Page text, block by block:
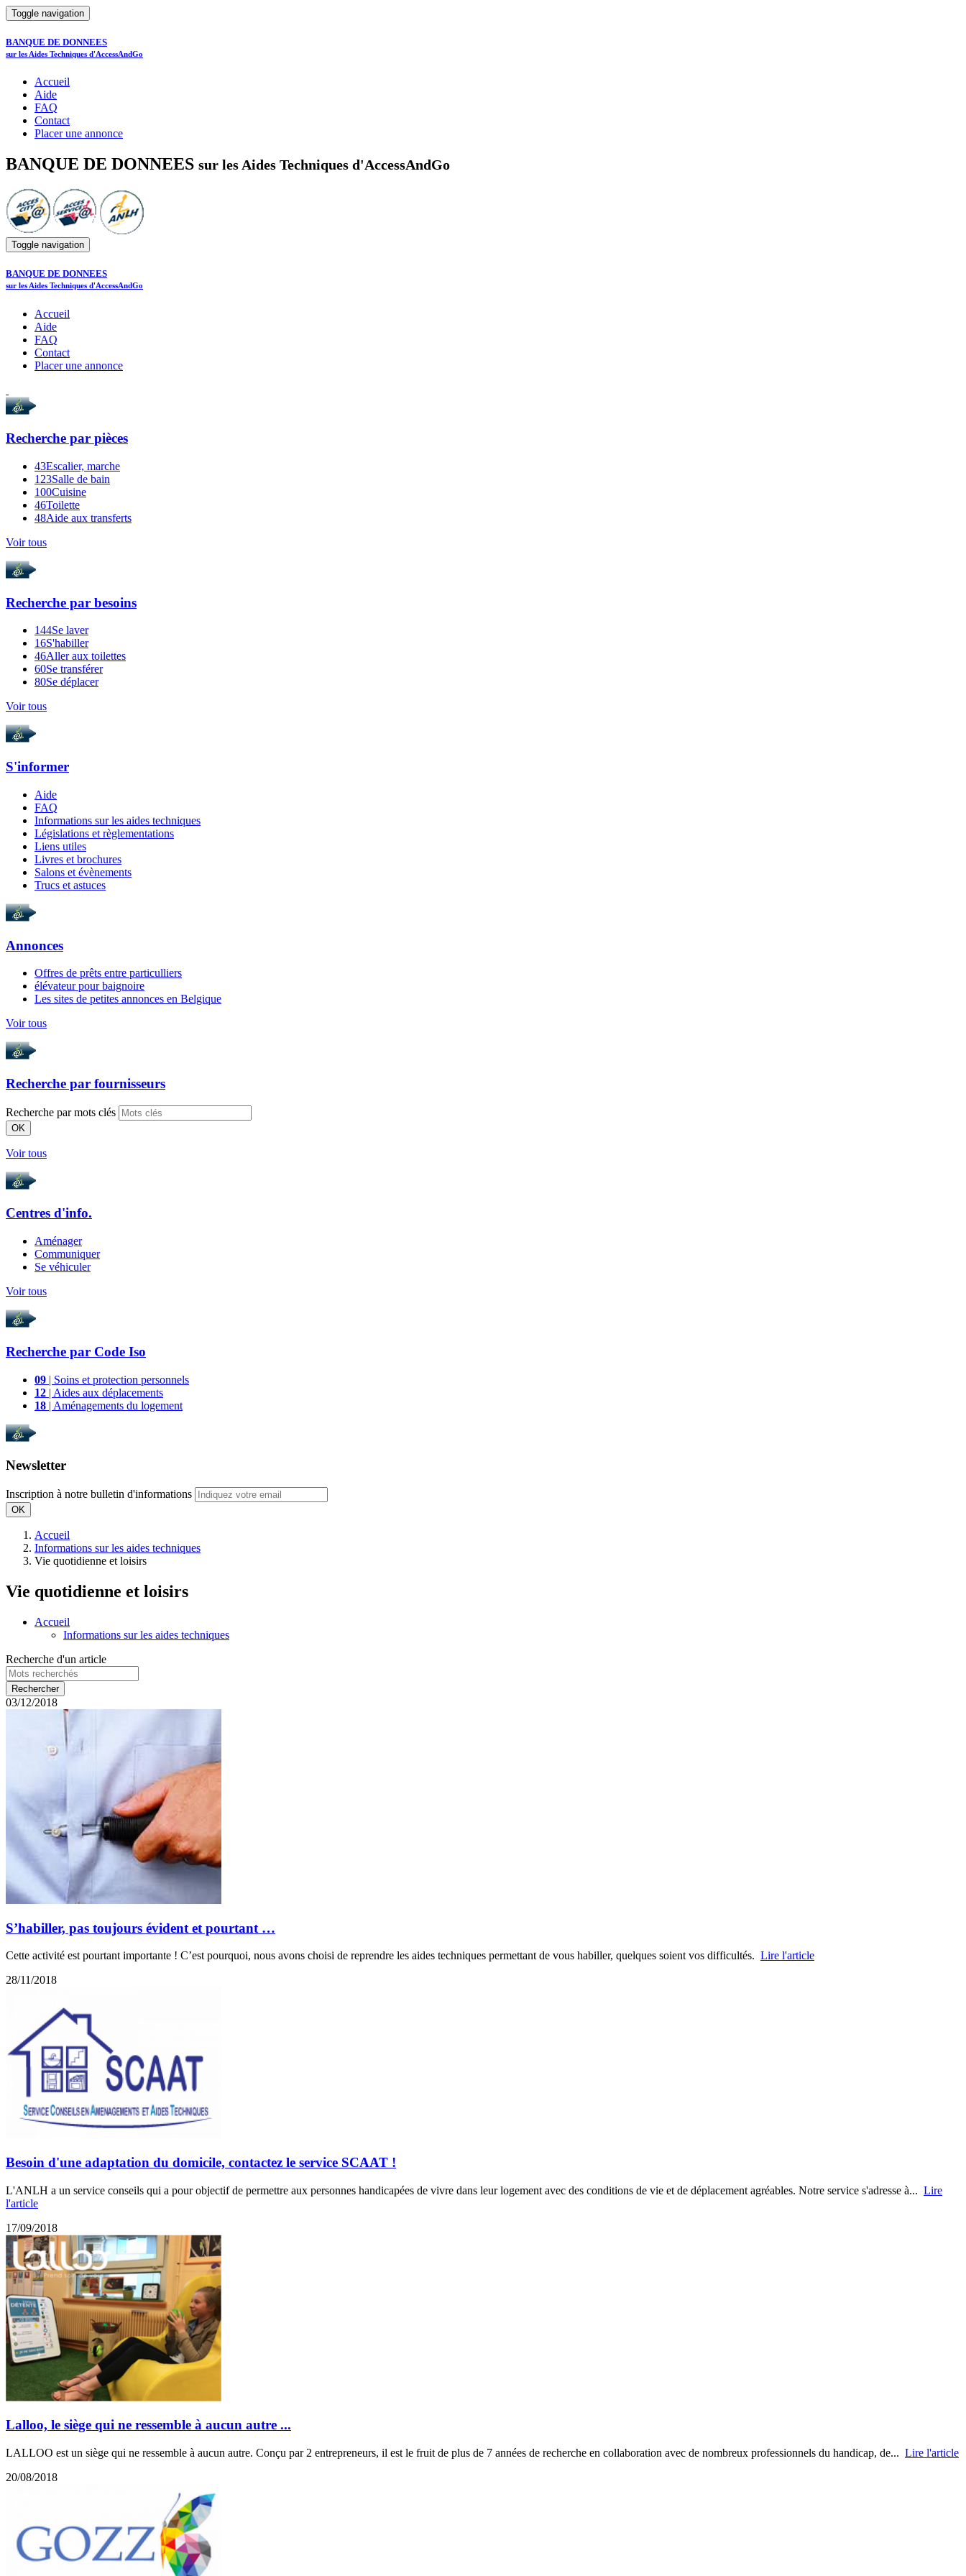
Toggle navigation
BANQUE DE DONNEES
sur les Aides Techniques d'AccessAndGo
Accueil
Aide
FAQ
Contact
Placer une annonce
BANQUE DE DONNEES sur les Aides Techniques d'AccessAndGo
Toggle navigation
BANQUE DE DONNEES
sur les Aides Techniques d'AccessAndGo
Accueil
Aide
FAQ
Contact
Placer une annonce
Recherche par pièces
43Escalier, marche
123Salle de bain
100Cuisine
46Toilette
48Aide aux transferts
Voir tous
Recherche par besoins
144Se laver
16S'habiller
46Aller aux toilettes
60Se transférer
80Se déplacer
Voir tous
S'informer
Aide
FAQ
Informations sur les aides techniques
Législations et règlementations
Liens utiles
Livres et brochures
Salons et évènements
Trucs et astuces
Annonces
Offres de prêts entre particulliers
élévateur pour baignoire
Les sites de petites annonces en Belgique
Voir tous
Recherche par fournisseurs
Recherche par mots clés
OK
Voir tous
Centres d'info.
Aménager
Communiquer
Se véhiculer
Voir tous
Recherche par Code Iso
09 | Soins et protection personnels
12 | Aides aux déplacements
18 | Aménagements du logement
Newsletter
Inscription à notre bulletin d'informations
OK
Accueil
Informations sur les aides techniques
Vie quotidienne et loisirs
Vie quotidienne et loisirs
Accueil
Informations sur les aides techniques
Recherche d'un article
03/12/2018
S’habiller, pas toujours évident et pourtant …
Cette activité est pourtant importante ! C’est pourquoi, nous avons choisi de reprendre les aides techniques permettant de vous habiller, quelques soient vos difficultés. Lire l'article
28/11/2018
Besoin d'une adaptation du domicile, contactez le service SCAAT !
L'ANLH a un service conseils qui a pour objectif de permettre aux personnes handicapées de vivre dans leur logement avec des conditions de vie et de déplacement agréables. Notre service s'adresse à... Lire
l'article
17/09/2018
Lalloo, le siège qui ne ressemble à aucun autre ...
LALLOO est un siège qui ne ressemble à aucun autre. Conçu par 2 entrepreneurs, il est le fruit de plus de 7 années de recherche en collaboration avec de nombreux professionnels du handicap, de... Lire l'article
20/08/2018